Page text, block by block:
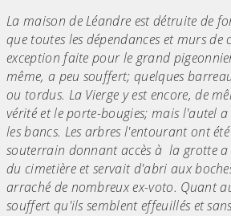
La maison de Léandre est détruite de
que toutes les dépendances et murs
exception faite pour le grand
même, a peu souffert; quelques
ou tordus. La Vierge y est encore, de
vérité et le porte-bougies; mais l'autel
les bancs. Les arbres l'entourant ont
souterrain donnant accès à la grotte a
du cimetière et servait d'abri aux
arraché de nombreux ex-voto. Quant
souffert qu'ils semblent effeuillés et